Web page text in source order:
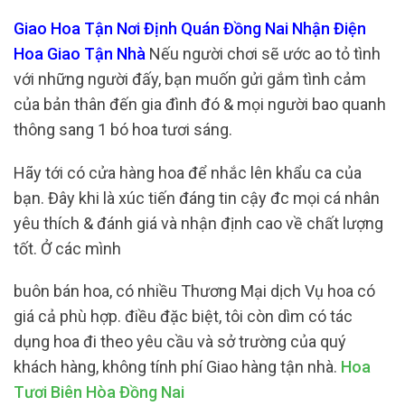
Giao Hoa Tận Nơi Định Quán Đồng Nai Nhận Điện
Hoa Giao Tận Nhà Nếu người chơi sẽ ước ao tỏ tình
với những người đấy, bạn muốn gửi gắm tình cảm
của bản thân đến gia đình đó & mọi người bao quanh
thông sang 1 bó hoa tươi sáng.
Hãy tới có cửa hàng hoa để nhắc lên khẩu ca của
bạn. Đây khi là xúc tiến đáng tin cậy đc mọi cá nhân
yêu thích & đánh giá và nhận định cao về chất lượng
tốt. Ở các mình
buôn bán hoa, có nhiều Thương Mại dịch Vụ hoa có
giá cả phù hợp. điều đặc biệt, tôi còn dìm có tác
dụng hoa đi theo yêu cầu và sở trường của quý
khách hàng, không tính phí Giao hàng tận nhà. Hoa
Tươi Biên Hòa Đồng Nai